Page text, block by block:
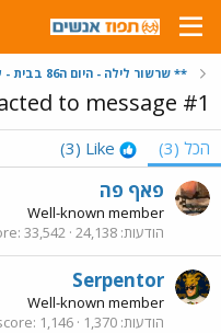
** שרשור לילה - היום ה86 בבית - עדכונים **
to message #1
הכל (3)
Like
(3)
פאף פה
Well-known member
הודעות 24,138
33,542
Serpentor
Well-known member
הודעות 1,370
1,146